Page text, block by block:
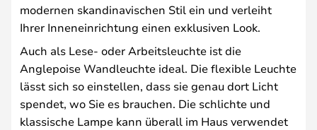
modernen skandinavischen Stil ein und verleiht
Ihrer Inneneinrichtung einen exklusiven Look.
Auch als Lese- oder Arbeitsleuchte ist die
Anglepoise Wandleuchte ideal. Die flexible Leuchte
lässt sich so einstellen, dass sie genau dort Licht
spendet, wo Sie es brauchen. Die schlichte und
klassische Lampe kann überall im Haus verwendet